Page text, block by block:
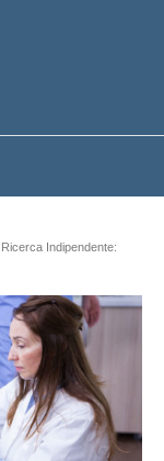
Indipendente: